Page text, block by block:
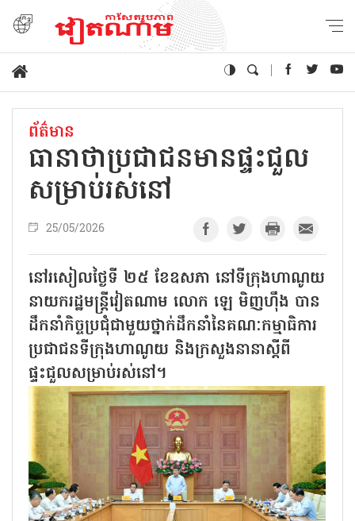
ព័ត៌មាន
ធានាថាប្រជាជនមានផ្ទះជួល
សម្រាប់រស់នៅ
25/05/2026
នៅរសៀលថ្ងៃទី ២៥ ខែឧសភា នៅទីក្រុងហាណូយ
នាយករដ្ឋមន្ត្រីវៀតណាម លោក ឡេ មិញហ៊ឹង បាន
ដឹកនាំកិច្ចប្រជុំជាមួយថ្នាក់ដឹកនាំនៃគណៈកម្មាធិការ
ប្រជាជនទីក្រុងហាណូយ និងក្រសួងនានាស្តីពី
ផ្ទះជួលសម្រាប់រស់នៅ។